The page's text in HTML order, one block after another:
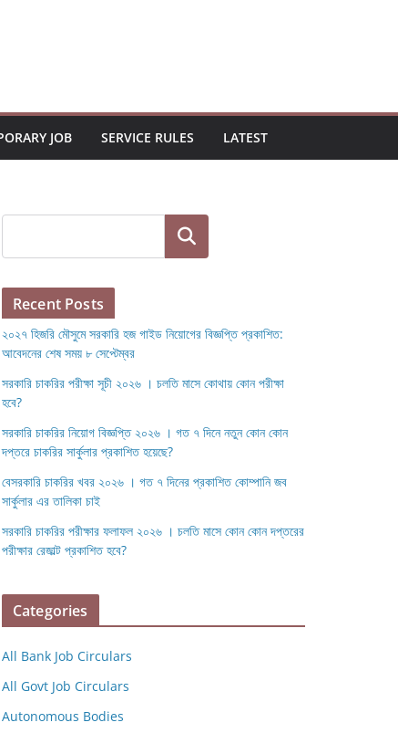
JOB SERVICE RULES LATEST
Search
Recent Posts
২০২৭ হিজরি মৌসুমে সরকারি হজ গাইড নিয়োগের বিজ্ঞপ্তি প্রকাশিত:
আবেদনের শেষ সময় ৮ সেপ্টেম্বর
সরকারি চাকরির পরীক্ষা সূচী ২০২৬ । চলতি মাসে কোথায় কোন পরীক্ষা
হবে?
সরকারি চাকরির নিয়োগ বিজ্ঞপ্তি ২০২৬ । গত ৭ দিনে নতুন কোন কোন
দপ্তরে চাকরির সার্কুলার প্রকাশিত হয়েছে?
বেসরকারি চাকরির খবর ২০২৬ । গত ৭ দিনের প্রকাশিত কোম্পানি জব
সার্কুলার এর তালিকা চাই
সরকারি চাকরির পরীক্ষার ফলাফল ২০২৬ । চলতি মাসে কোন কোন দপ্তরের
পরীক্ষার রেজাল্ট প্রকাশিত হবে?
Categories
All Bank Job Circulars
All Govt Job Circulars
Autonomous Bodies